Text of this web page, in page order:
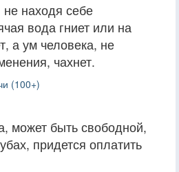
находя себе
вода гниет или на
а ум человека, не
чахнет.
(100+)
может быть свободной,
придется оплатить